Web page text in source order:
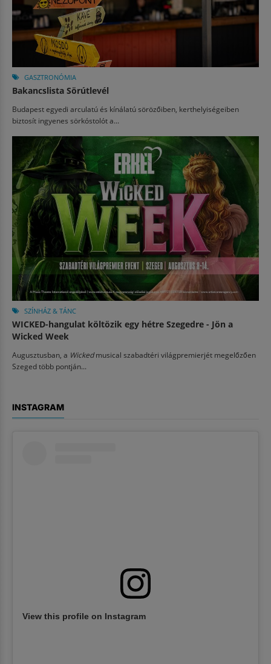
GASZTRONÓMIA
Bakancslista Sörútlevél
Budapest egyedi arculatú és kínálatú sörözőiben, kerthelyiségeiben
biztosít ingyenes sörkóstolót a...
SZÍNHÁZ & TÁNC
WICKED-hangulat költözik egy hétre Szegedre - Jön a
Wicked Week
Augusztusban, a Wickedmusical szabadtéri világpremierjét megelőzően
Szeged több pontján...
INSTAGRAM
View this profile on Instagram